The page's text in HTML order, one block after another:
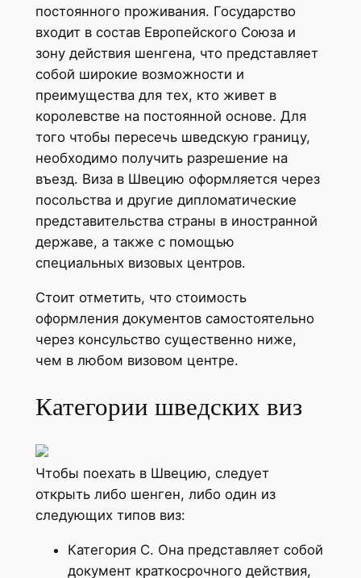
постоянного проживания. Государство
входит в состав Европейского Союза и
зону действия шенгена, что представляет
собой широкие возможности и
преимущества для тех, кто живет в
королевстве на постоянной основе. Для
того чтобы пересечь шведскую границу,
необходимо получить разрешение на
въезд. Виза в Швецию оформляется через
посольства и другие дипломатические
представительства страны в иностранной
державе, а также с помощью
специальных визовых центров.
Стоит отметить, что стоимость
оформления документов самостоятельно
через консульство существенно ниже,
чем в любом визовом центре.
Категории шведских виз
Чтобы поехать в Швецию, следует
открыть либо шенген, либо один из
следующих типов виз:
Категория С. Она представляет собой
документ краткосрочного действия,